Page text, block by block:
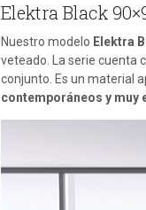
Elektra Black
Nuestro modelo Elektra
veteado. La serie cuenta
conjunto. Es un material
contemporáneos y muy